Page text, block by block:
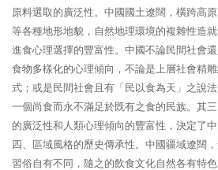
原料選取的廣泛性。中國國土遼闊，橫跨高
等各種地形地貌，自然地理環境的複雜性造
進食心理選擇的豐富性。中國不論民間社會
食物多樣化的心理傾向，不論是上層社會精
式；或是民間社會且有「民以食為天」之說
一個尚食而永不滿足於既有之食的民族。其
的廣泛性和人類心理傾向的豐富性，決定了
四、區域風格的歷史傳承性。中國疆域遼闊
習俗自有不同，隨之的飲食文化自然各有特